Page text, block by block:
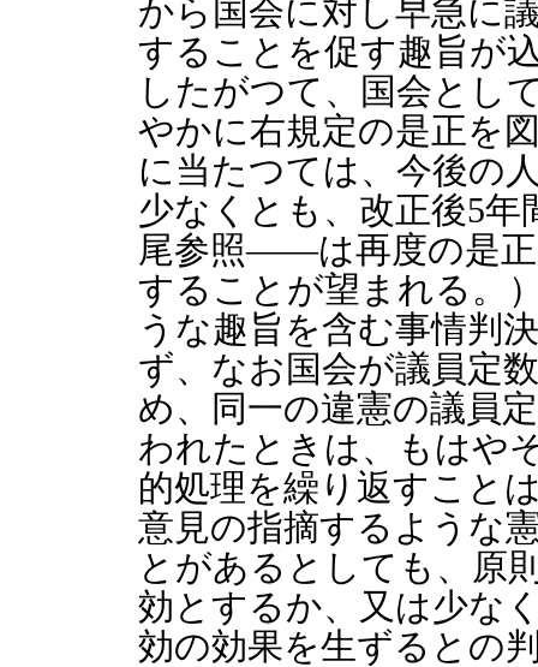
から国会に対し早急に
することを促す趣旨が
したがつて、国会とし
やかに右規定の是正を
に当たつては、今後の
少なくとも、改正後5
尾参照――は再度の是
することが望まれる。
うな趣旨を含む事情判
ず、なお国会が議員定
め、同一の違憲の議員
われたときは、もはや
的処理を繰り返すこと
意見の指摘するような
とがあるとしても、原
効とするか、又は少な
効の効果を生ずるとの